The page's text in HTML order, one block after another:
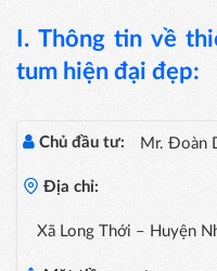
I. Thông tin về
tum hiện đại đẹp:
Chủ đầu tư: Mr. Đoàn
Địa chỉ:
Xã Long Thới – Huyện